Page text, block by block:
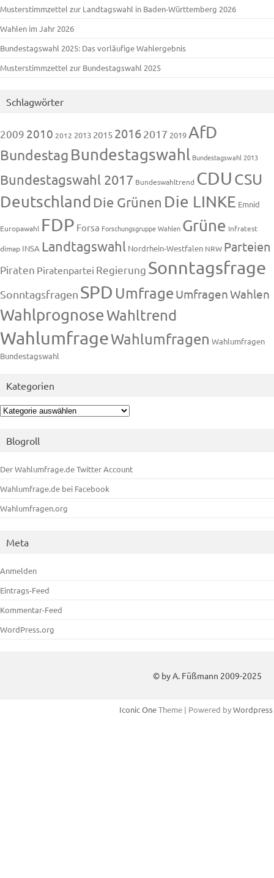
Musterstimmzettel zur Landtagswahl in Baden-Württemberg 2026
Wahlen im Jahr 2026
Bundestagswahl 2025: Das vorläufige Wahlergebnis
Musterstimmzettel zur Bundestagswahl 2025
Schlagwörter
2009 2010 2012 2013 2015 20162017 2019AfD
Bundestag Bundestagswahl Bundestagswahl 2013
Bundestagswahl 2017 Bundeswahltrend CDUCSU
Deutschland Die Grünen Die LINKE Emnid
Europawahl FDP Forsa Forschungsgruppe Wahlen Grüne Infratest
dimap INSA Landtagswahl Nordrhein-Westfalen NRW Parteien
Piraten Piratenpartei Regierung Sonntagsfrage
Sonntagsfragen SPD Umfrage UmfragenWahlen
WahlprognoseWahltrend
WahlumfrageWahlumfragen Wahlumfragen
Bundestagswahl
Kategorien
Kategorien
Blogroll
Der Wahlumfrage.de Twitter Account
Wahlumfrage.de bei Facebook
Wahlumfragen.org
Meta
Anmelden
Eintrags-Feed
Kommentar-Feed
WordPress.org
© by A. Füßmann 2009-2025
Iconic OneTheme | Powered byWordpress